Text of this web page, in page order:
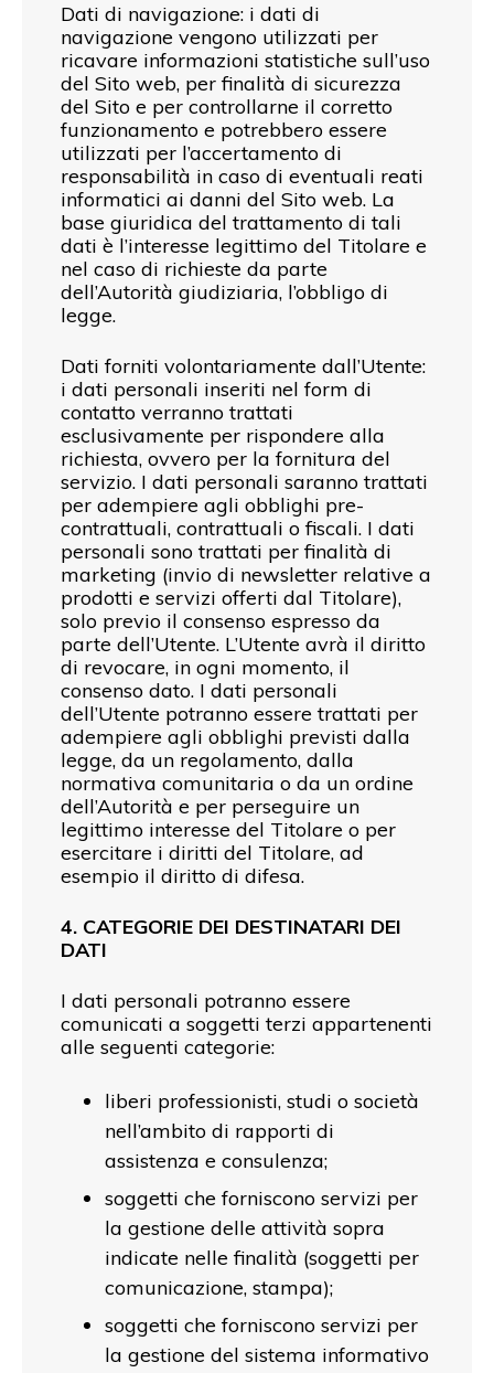
Dati di navigazione: i dati di
navigazione vengono utilizzati per
ricavare informazioni statistiche sull’uso
del Sito web, per finalità di sicurezza
del Sito e per controllarne il corretto
funzionamento e potrebbero essere
utilizzati per l’accertamento di
responsabilità in caso di eventuali reati
informatici ai danni del Sito web. La
base giuridica del trattamento di tali
dati è l’interesse legittimo del Titolare e
nel caso di richieste da parte
dell’Autorità giudiziaria, l’obbligo di
legge.
Dati forniti volontariamente dall’Utente:
i dati personali inseriti nel form di
contatto verranno trattati
esclusivamente per rispondere alla
richiesta, ovvero per la fornitura del
servizio. I dati personali saranno trattati
per adempiere agli obblighi pre-
contrattuali, contrattuali o fiscali. I dati
personali sono trattati per finalità di
marketing (invio di newsletter relative a
prodotti e servizi offerti dal Titolare),
solo previo il consenso espresso da
parte dell’Utente. L’Utente avrà il diritto
di revocare, in ogni momento, il
consenso dato. I dati personali
dell’Utente potranno essere trattati per
adempiere agli obblighi previsti dalla
legge, da un regolamento, dalla
normativa comunitaria o da un ordine
dell’Autorità e per perseguire un
legittimo interesse del Titolare o per
esercitare i diritti del Titolare, ad
esempio il diritto di difesa.
4. CATEGORIE DEI DESTINATARI DEI
DATI
I dati personali potranno essere
comunicati a soggetti terzi appartenenti
alle seguenti categorie:
liberi professionisti, studi o società
nell’ambito di rapporti di
assistenza e consulenza;
soggetti che forniscono servizi per
la gestione delle attività sopra
indicate nelle finalità (soggetti per
comunicazione, stampa);
soggetti che forniscono servizi per
la gestione del sistema informativo